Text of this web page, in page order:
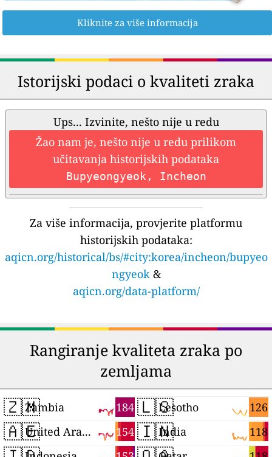
Kliknite za više informacija
Istorijski podaci o kvaliteti zraka
Ups... Izvinite, nešto nije u redu
Žao nam je, nešto nije u redu prilikom
učitavanja historijskih podataka
Bupyeongyeok, Incheon
Za više informacija, provjerite platformu
historijskih podataka:
aqicn.org/historical/bs/#city:korea/incheon/bupyeo
ngyeok&
aqicn.org/data-platform/
Rangiranje kvaliteta zraka po
zemljama
🇿🇲 184
Zambia
🇦🇪 154
United Arab Emirates
🇱🇸 126
Lesotho
🇮🇳 118
India